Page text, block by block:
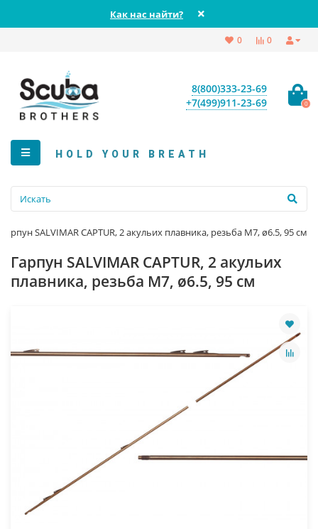
Как нас найти?
0
0
8(800)333-23-69
+7(499)911-23-69
0
HOLD YOUR BREATH
Гарпун SALVIMAR CAPTUR, 2 акульих плавника, резьба М7, ø6.5, 95 см
Гарпун SALVIMAR CAPTUR, 2 акульих
плавника, резьба М7, ø6.5, 95 см